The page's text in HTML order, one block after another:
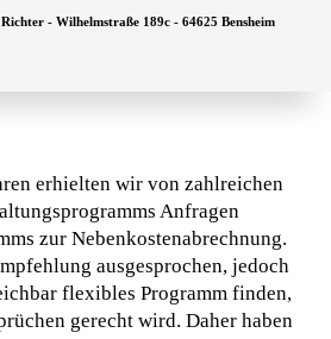
189c - 64625 Bensheim
Anfragen
ausgesprochen, jedoch
Programm finden,
wird. Daher haben
Programms
NeKoundLin-NeKo
Nebenkostenabrechnung.
auch Eigentumsobjekte